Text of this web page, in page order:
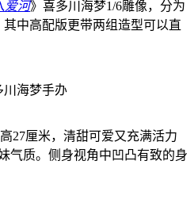
爱河》喜多川海梦1/6雕像，分为
中高配版更带两组造型可以直
27厘米，清甜可爱又充满活力
气质。侧身视角中凹凸有致的身